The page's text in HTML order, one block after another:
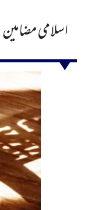
اسلامی مضامین